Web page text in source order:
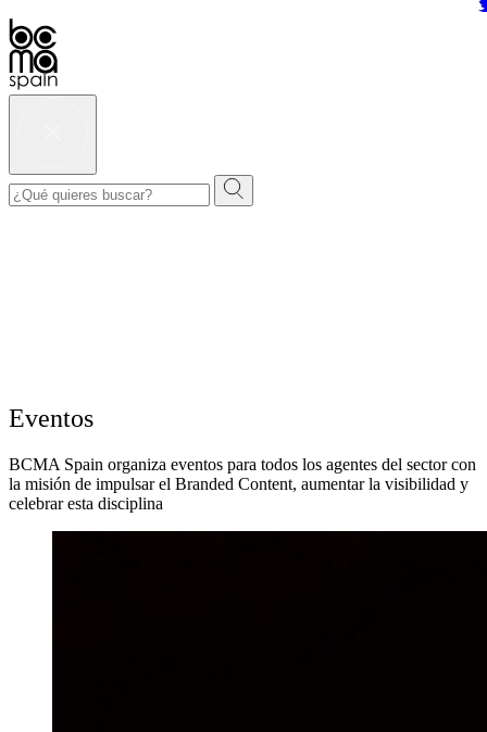
Eventos
BCMA Spain organiza eventos para todos los agentes del sector con
la misión de impulsar el Branded Content, aumentar la visibilidad y
celebrar esta disciplina